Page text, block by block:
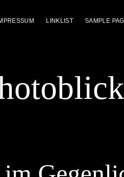
LINKLIST SAMPLE